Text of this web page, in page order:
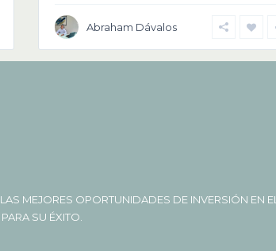
Abraham Dávalos
MEJORES OPORTUNIDADES DE INVERSIÓN EN EL
SU ÉXITO.